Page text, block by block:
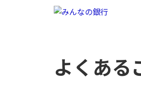
よくある